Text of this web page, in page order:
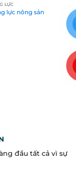
LỰC
lực nông sản
đầu tất cả vì sự